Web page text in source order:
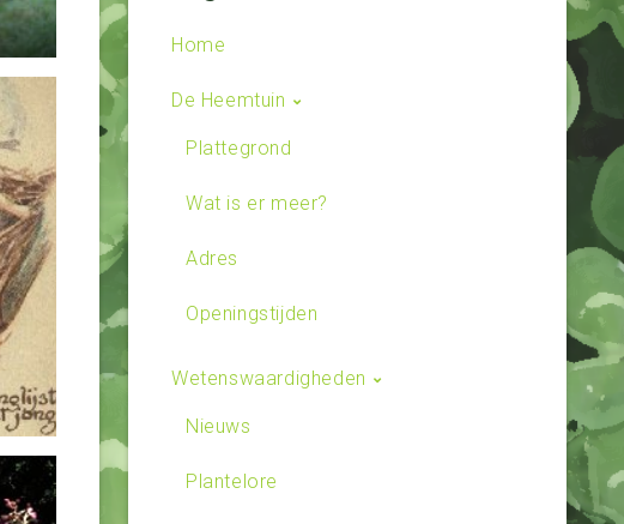
Home
De Heemtuin
Plattegrond
Wat is er meer?
Adres
Openingstijden
Wetenswaardigheden
Nieuws
Plantelore